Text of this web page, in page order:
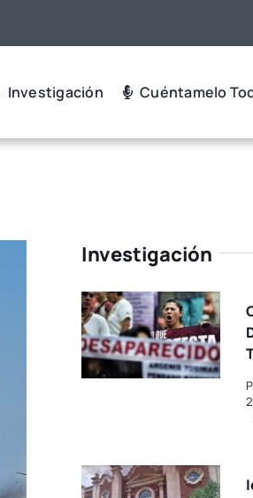
Investigación Cuéntamelo
Investigación